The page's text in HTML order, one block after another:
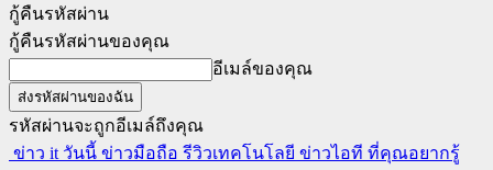
กู้คืนรหัสผ่าน
กู้คืนรหัสผ่านของคุณ
อีเมล์ของคุณ
รหัสผ่านจะถูกอีเมล์ถึงคุณ
ข่าว it วันนี้ ข่าวมือถือ รีวิวเทคโนโลยี ข่าวไอที ที่คุณอยากรู้